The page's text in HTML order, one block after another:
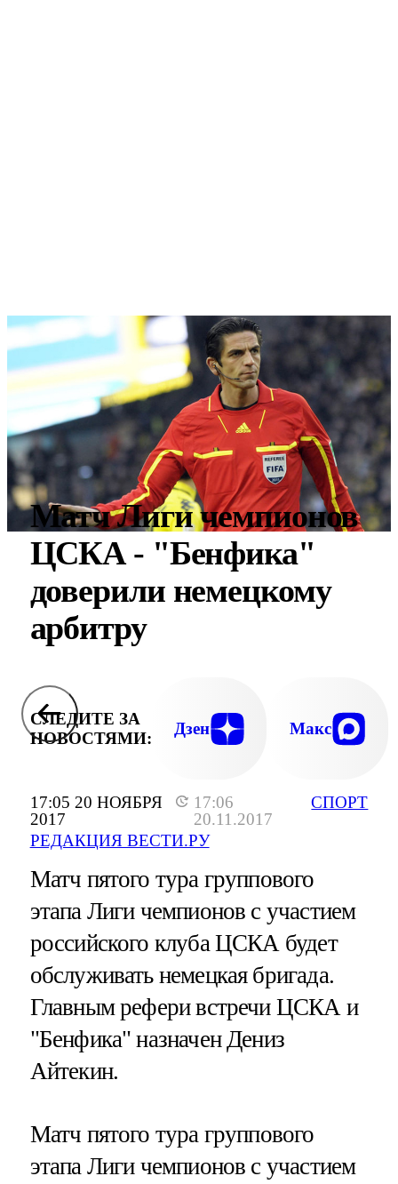
17:05 20 НОЯБРЯ
2017
17:06
20.11.2017
РЕДАКЦИЯ ВЕСТИ.РУ
СПОРТ
Матч Лиги чемпионов
ЦСКА - "Бенфика"
доверили немецкому
арбитру
СЛЕДИТЕ ЗА
НОВОСТЯМИ:
Дзен Макс
Матч пятого тура группового
этапа Лиги чемпионов с участием
российского клуба ЦСКА будет
обслуживать немецкая бригада.
Главным рефери встречи ЦСКА и
"Бенфика" назначен Дениз
Айтекин.
Матч пятого тура группового
этапа Лиги чемпионов с участием